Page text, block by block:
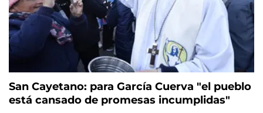
San Cayetano: para García Cuerva "el pueblo
está cansado de promesas incumplidas"